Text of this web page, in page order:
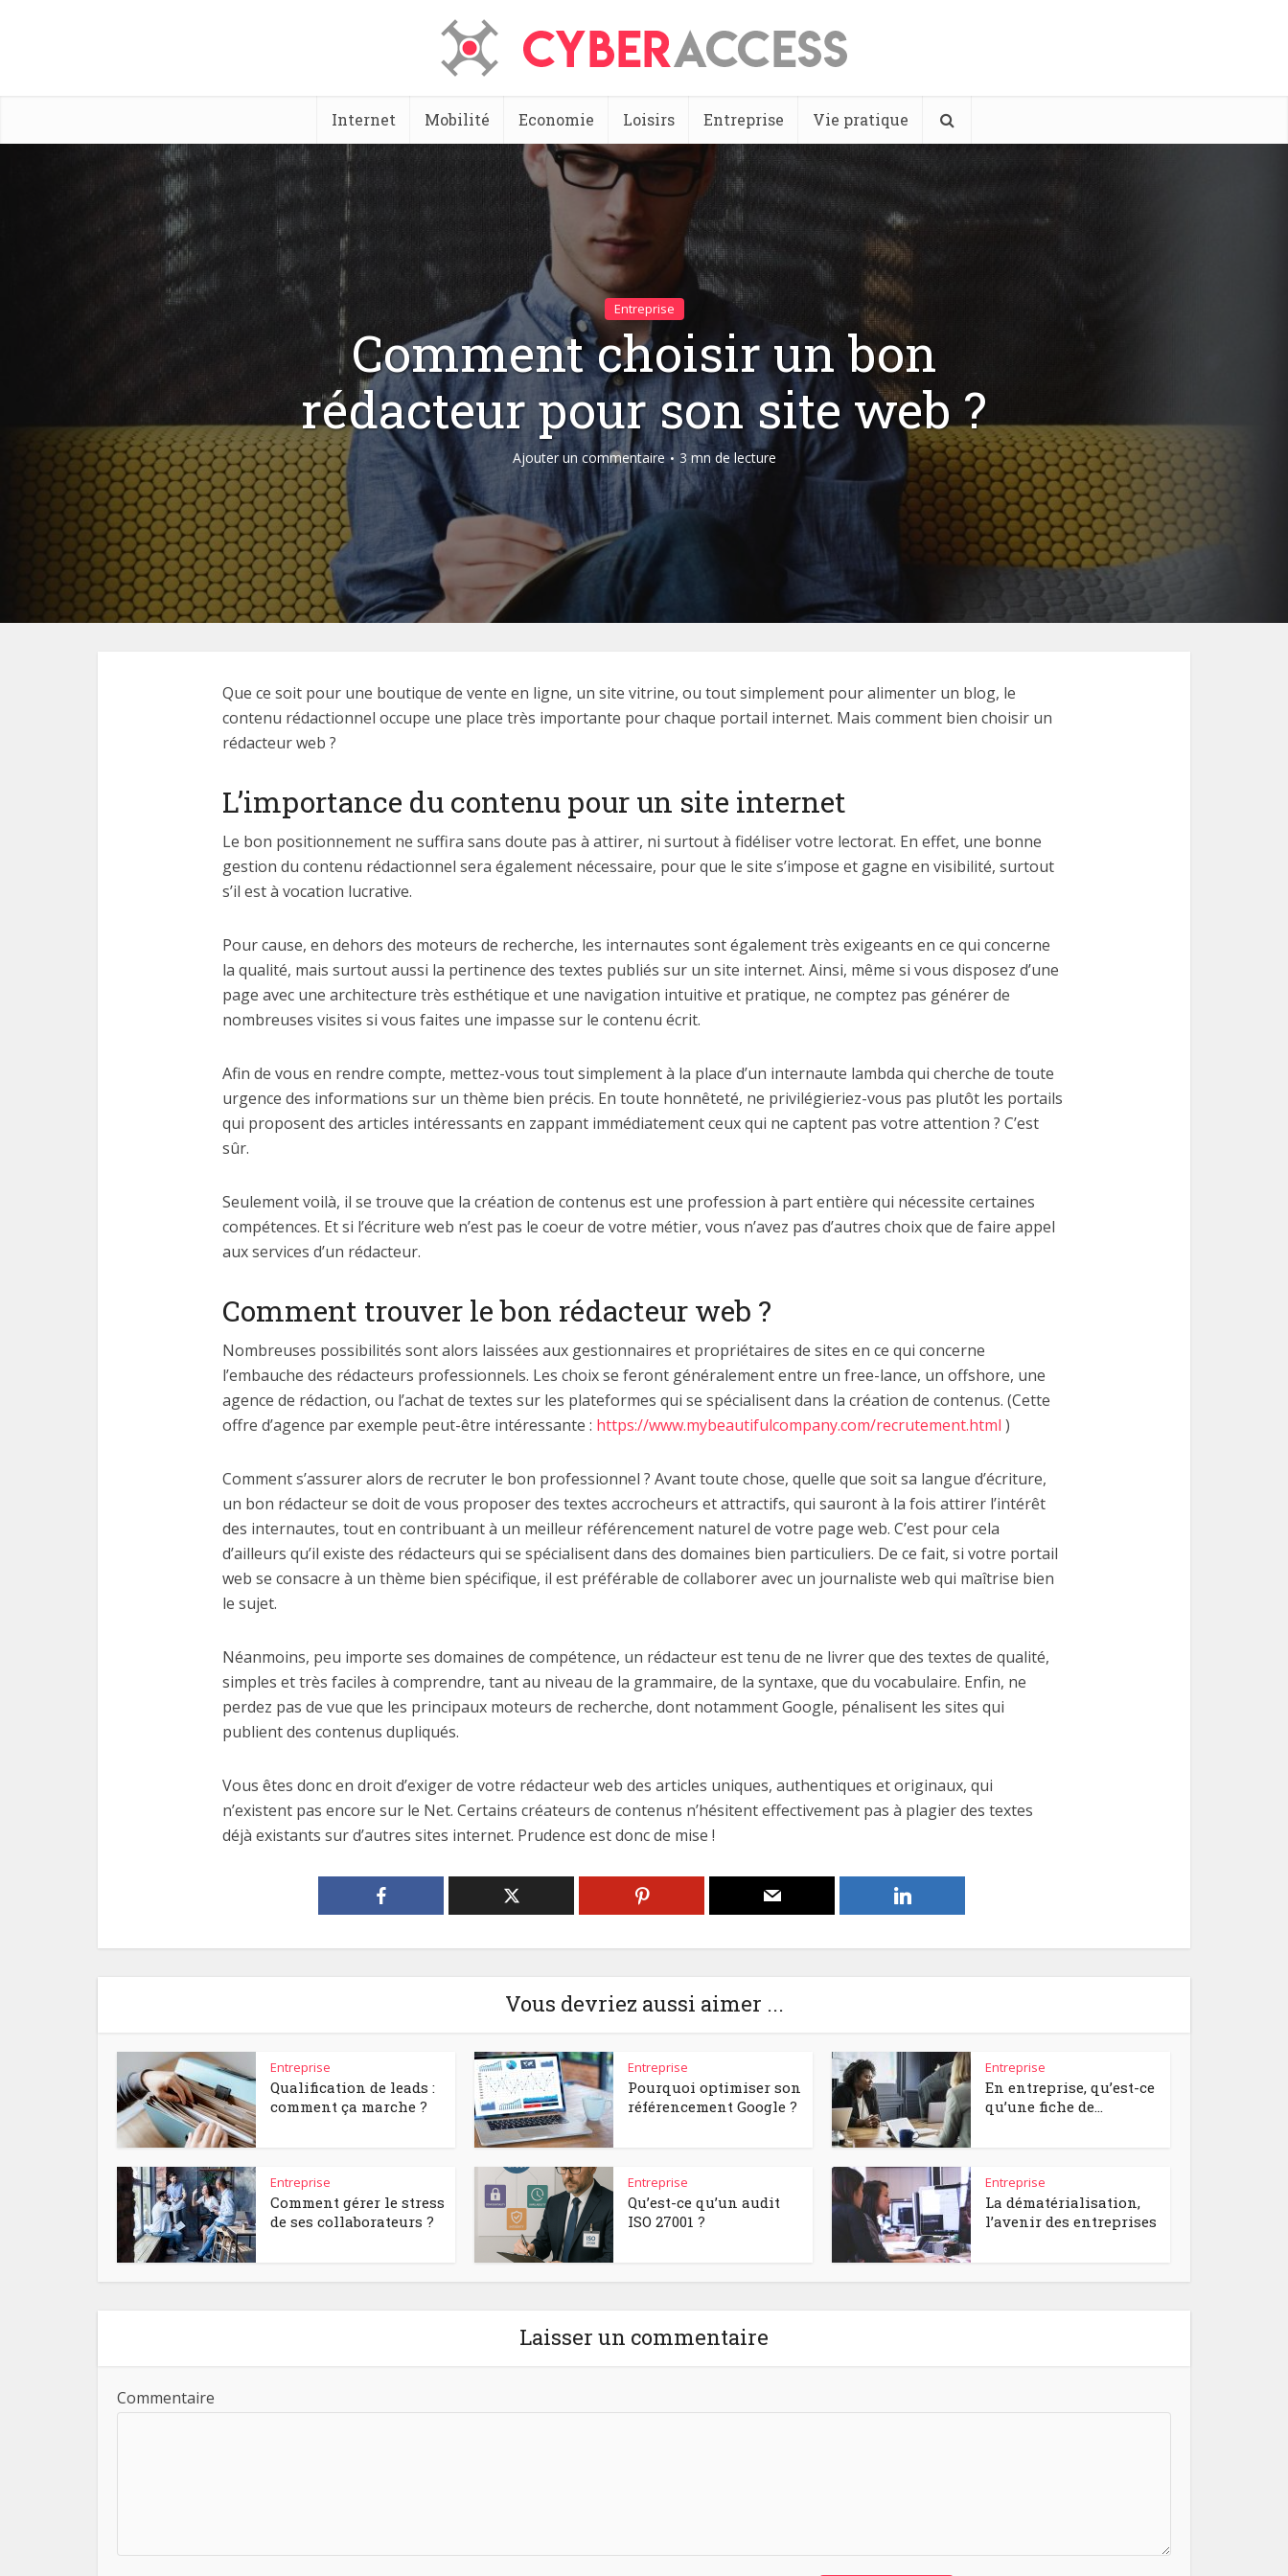
Internet Mobilité Economie Loisirs Entreprise Vie pratique
Entreprise
Comment choisir un bon
rédacteur pour son site web ?
Ajouter un commentaire 3 mn de lecture
Que ce soit pour une boutique de vente en ligne, un site vitrine, ou tout simplement pour alimenter un blog, le
contenu rédactionnel occupe une place très importante pour chaque portail internet. Mais comment bien choisir un
rédacteur web ?
L’importance du contenu pour un site internet
Le bon positionnement ne suffira sans doute pas à attirer, ni surtout à fidéliser votre lectorat. En effet, une bonne
gestion du contenu rédactionnel sera également nécessaire, pour que le site s’impose et gagne en visibilité, surtout
s’il est à vocation lucrative.
Pour cause, en dehors des moteurs de recherche, les internautes sont également très exigeants en ce qui concerne
la qualité, mais surtout aussi la pertinence des textes publiés sur un site internet. Ainsi, même si vous disposez d’une
page avec une architecture très esthétique et une navigation intuitive et pratique, ne comptez pas générer de
nombreuses visites si vous faites une impasse sur le contenu écrit.
Afin de vous en rendre compte, mettez-vous tout simplement à la place d’un internaute lambda qui cherche de toute
urgence des informations sur un thème bien précis. En toute honnêteté, ne privilégieriez-vous pas plutôt les portails
qui proposent des articles intéressants en zappant immédiatement ceux qui ne captent pas votre attention ? C’est
sûr.
Seulement voilà, il se trouve que la création de contenus est une profession à part entière qui nécessite certaines
compétences. Et si l’écriture web n’est pas le coeur de votre métier, vous n’avez pas d’autres choix que de faire appel
aux services d’un rédacteur.
Comment trouver le bon rédacteur web ?
Nombreuses possibilités sont alors laissées aux gestionnaires et propriétaires de sites en ce qui concerne
l’embauche des rédacteurs professionnels. Les choix se feront généralement entre un free-lance, un offshore, une
agence de rédaction, ou l’achat de textes sur les plateformes qui se spécialisent dans la création de contenus. (Cette
offre d’agence par exemple peut-être intéressante : https://www.mybeautifulcompany.com/recrutement.html )
Comment s’assurer alors de recruter le bon professionnel ? Avant toute chose, quelle que soit sa langue d’écriture,
un bon rédacteur se doit de vous proposer des textes accrocheurs et attractifs, qui sauront à la fois attirer l’intérêt
des internautes, tout en contribuant à un meilleur référencement naturel de votre page web. C’est pour cela
d’ailleurs qu’il existe des rédacteurs qui se spécialisent dans des domaines bien particuliers. De ce fait, si votre portail
web se consacre à un thème bien spécifique, il est préférable de collaborer avec un journaliste web qui maîtrise bien
le sujet.
Néanmoins, peu importe ses domaines de compétence, un rédacteur est tenu de ne livrer que des textes de qualité,
simples et très faciles à comprendre, tant au niveau de la grammaire, de la syntaxe, que du vocabulaire. Enfin, ne
perdez pas de vue que les principaux moteurs de recherche, dont notamment Google, pénalisent les sites qui
publient des contenus dupliqués.
Vous êtes donc en droit d’exiger de votre rédacteur web des articles uniques, authentiques et originaux, qui
n’existent pas encore sur le Net. Certains créateurs de contenus n’hésitent effectivement pas à plagier des textes
déjà existants sur d’autres sites internet. Prudence est donc de mise !
Vous devriez aussi aimer ...
Entreprise
Qualification de leads :
comment ça marche ?
Entreprise
Pourquoi optimiser son
référencement Google ?
Entreprise
En entreprise, qu’est-ce
qu’une fiche de...
Entreprise
Comment gérer le stress
de ses collaborateurs ?
Entreprise
Qu’est-ce qu’un audit
ISO 27001 ?
Entreprise
La dématérialisation,
l’avenir des entreprises
Laisser un commentaire
Commentaire